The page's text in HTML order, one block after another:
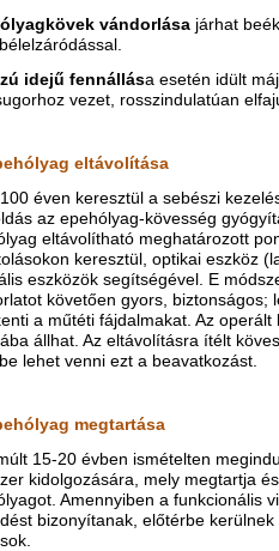
vándorlása járhat
idejű fennállása esetén idült
vezet, rosszindulatúan
eltávolítása
éven keresztül a sebészi
az epehólyag-kövesség
eltávolítható meghatározott
keresztül, optikai eszköz
eszközök segítségével. E
követően gyors, biztonságos;
a műtéti fájdalmakat. Az
állhat. Az eltávolításra ítélt
lehet venni ezt a beavatkozást.
megtartása
15-20 évben ismételten
kidolgozására, mely megtartja
Amennyiben a funkcionális
bizonyítanak, előtérbe